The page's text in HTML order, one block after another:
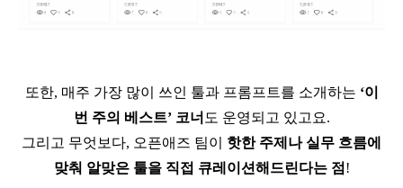
또한, 매주 가장 많이 쓰인 툴과 프롬프트를 소개하는 ‘이
번 주의 베스트’ 코너 도 운영되고 있고요.
그리고 무엇보다, 오픈애즈 팀이 핫한 주제나 실무 흐름에
맞춰 알맞은 툴을 직접 큐레이션해드린다는 점 !